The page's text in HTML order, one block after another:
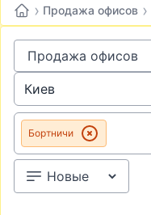
› Продажа офисов ›
Бортничи